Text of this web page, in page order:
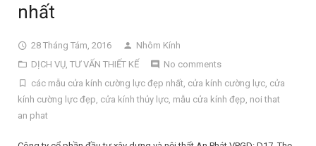
nhất
28 Tháng Tám, 2016
Nhôm Kính
DỊCH VỤ TƯ VẤN THIẾT KẾ
No comments
các mẫu cửa kính cường lực đẹp nhất cửa kính cường lực cửa
kính cường lực đẹp cửa kính thủy lực mẫu cửa kính đẹp noi that
an phat